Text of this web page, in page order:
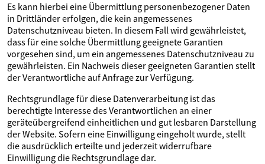
Es kann hierbei eine Übermittlung personenbezogener Daten
in Drittländer erfolgen, die kein angemessenes
Datenschutzniveau bieten. In diesem Fall wird gewährleistet,
dass für eine solche Übermittlung geeignete Garantien
vorgesehen sind, um ein angemessenes Datenschutzniveau zu
gewährleisten. Ein Nachweis dieser geeigneten Garantien stellt
der Verantwortliche auf Anfrage zur Verfügung.
Rechtsgrundlage für diese Datenverarbeitung ist das
berechtigte Interesse des Verantwortlichen an einer
geräteübergreifend einheitlichen und gut lesbaren Darstellung
der Website. Sofern eine Einwilligung eingeholt wurde, stellt
die ausdrücklich erteilte und jederzeit widerrufbare
Einwilligung die Rechtsgrundlage dar.